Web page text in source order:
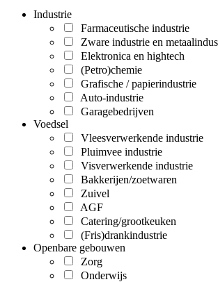
Industrie
Farmaceutische industrie
Zware industrie en
Elektronica en hightech
(Petro)chemie
Grafische / papierindustrie
Auto-industrie
Garagebedrijven
Voedsel
Vleesverwerkende industrie
Pluimvee industrie
Visverwerkende industrie
Bakkerijen/zoetwaren
Zuivel
AGF
Catering/grootkeuken
(Fris)drankindustrie
Openbare gebouwen
Zorg
Onderwijs